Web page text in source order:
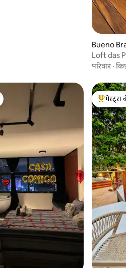
Bueno
Loft das
परिवार ·
गेस्ट्स का
गेस्ट्स